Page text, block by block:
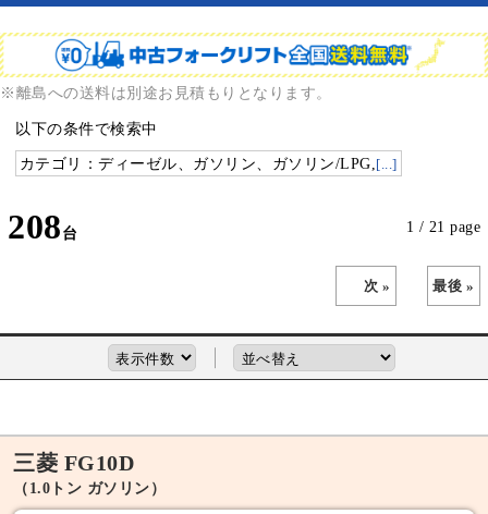
※離島への送料は別途お見積もりとなります。
以下の条件で検索中
カテゴリ：ディーゼル、ガソリン、ガソリン/LPG, [...]
208 1 / 21 page
次 » 最後 »
三菱 FG10D
（1.0トン ガソリン）